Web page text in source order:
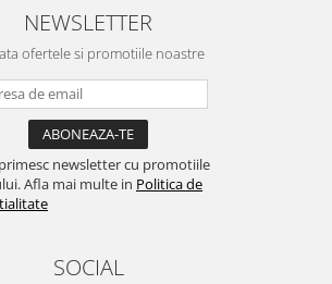
NEWSLETTER
ofertele si promotiile noastre
newsletter cu promotiile
Afla mai multe in Politica de
SOCIAL